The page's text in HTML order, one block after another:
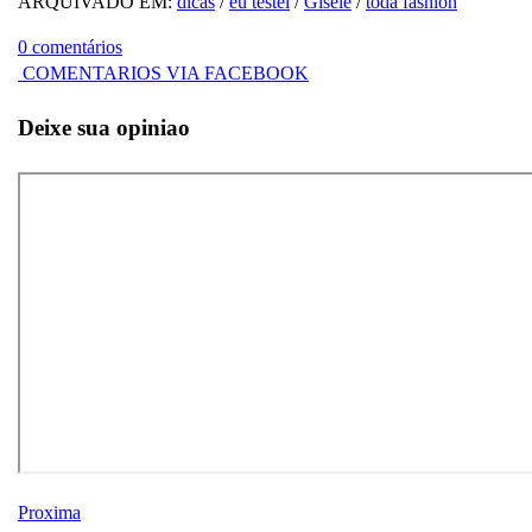
0 comentários
COMENTARIOS VIA FACEBOOK
Deixe sua opiniao
Proxima